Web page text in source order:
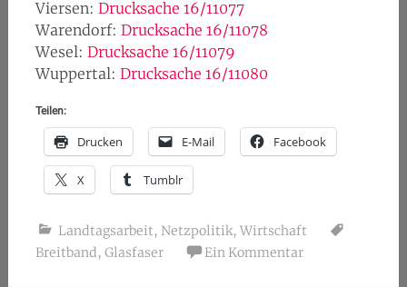
Viersen: Drucksache 16/11077
Warendorf: Drucksache 16/11078
Wesel: Drucksache 16/11079
Wuppertal: Drucksache 16/11080
Teilen:
Drucken E-Mail Facebook
X Tumblr
Landtagsarbeit, Netzpolitik, Wirtschaft
Breitband, Glasfaser Ein Kommentar